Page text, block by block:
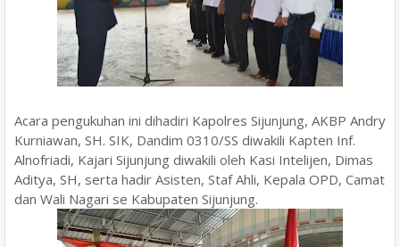
Acara pengukuhan ini dihadiri Kapolres Sijunjung, AKBP Andry
Kurniawan, SH. SIK, Dandim 0310/SS diwakili Kapten Inf.
Alnofriadi, Kajari Sijunjung diwakili oleh Kasi Intelijen, Dimas
Aditya, SH, serta hadir Asisten, Staf Ahli, Kepala OPD, Camat
dan Wali Nagari se Kabupaten Sijunjung.